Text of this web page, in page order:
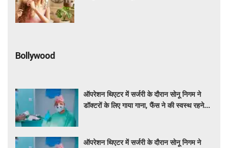
Bollywood
ऑपरेशन थिएटर में सर्जरी के दौरान सोनू निगम ने
डॉक्टरों के लिए गाया गाना, फैंस ने की स्वस्थ रहने
ऑपरेशन थिएटर में सर्जरी के दौरान सोनू निगम ने